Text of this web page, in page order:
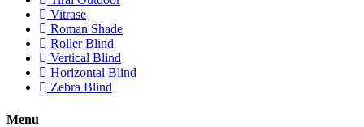
Vitrase
Roman Shade
Roller Blind
Vertical Blind
Horizontal Blind
Zebra Blind
Menu